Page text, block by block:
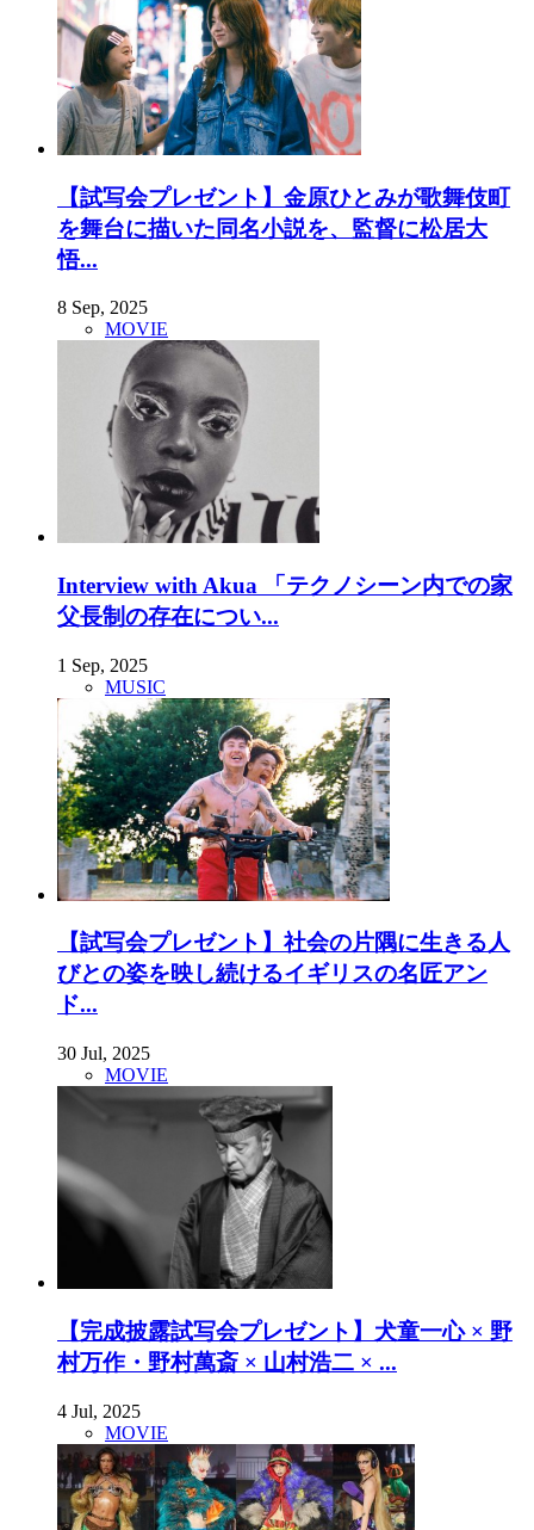
【試写会プレゼント】金原ひとみが歌舞伎町
を舞台に描いた同名小説を、監督に松居大
悟...
8 Sep, 2025
MOVIE
Interview with Akua 「テクノシーン内での家
父長制の存在につい...
1 Sep, 2025
MUSIC
【試写会プレゼント】社会の片隅に生きる人
びとの姿を映し続けるイギリスの名匠アン
ド...
30 Jul, 2025
MOVIE
【完成披露試写会プレゼント】犬童一心 × 野
村万作・野村萬斎 × 山村浩二 × ...
4 Jul, 2025
MOVIE